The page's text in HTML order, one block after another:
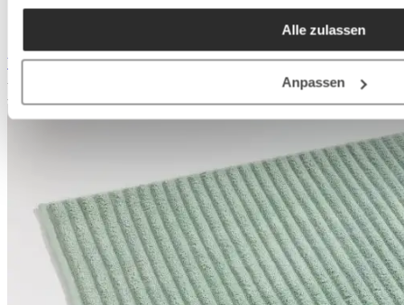
Zwecken (z.B. Produktverbesserungen,
Alle zulassen
Anpassen
+1
Weitere Varianten